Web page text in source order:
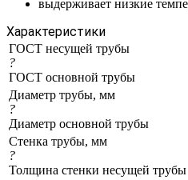
выдерживает низкие
Характеристики
ГОСТ несущей трубы
?
ГОСТ основной трубы
Диаметр трубы, мм
?
Диаметр основной трубы
Стенка трубы, мм
?
Толщина стенки несущей трубы